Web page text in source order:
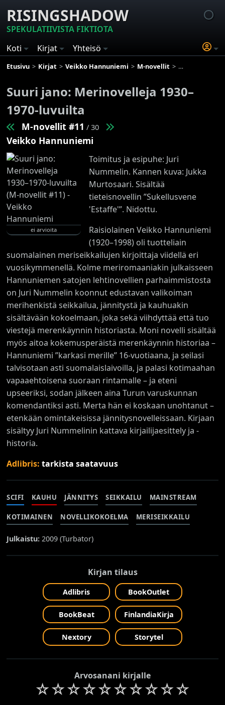
RISINGSHADOW
SPEKULATIIVISTA FIKTIOTA
Koti
Kirjat Yhteisö
Etusivu Kirjat Veikko Hannuniemi M-novellit Suuri jano:
Suuri jano: Merinovelleja 1930–
1970-luvuilta
M-novellit #11 / 30
Veikko Hannuniemi
ei arvioita
Toimitus ja esipuhe: Juri
Nummelin. Kannen kuva: Jukka
Murtosaari. Sisältää
tieteisnovellin ”Sukellusvene
'Estaffe'”. Nidottu.
Raisiolainen Veikko Hannuniemi
(1920–1998) oli tuotteliain
suomalainen meriseikkailujen kirjoittaja viidellä eri
vuosikymmenellä. Kolme meriromaaniakin julkaisseen
Hannuniemen satojen lehtinovellien parhaimmistosta
on Juri Nummelin koonnut edustavan valikoiman
merihenkistä seikkailua, jännitystä ja kauhuakin
sisältävään kokoelmaan, joka sekä viihdyttää että tuo
viestejä merenkäynnin historiasta. Moni novelli sisältää
myös aitoa kokemusperäistä merenkäynnin historiaa –
Hannuniemi ”karkasi merille” 16-vuotiaana, ja seilasi
talvisotaan asti suomalaislaivoilla, ja palasi kotimaahan
vapaaehtoisena suoraan rintamalle– ja eteni
upseeriksi, sodan jälkeen aina Turun varuskunnan
komendantiksi asti. Merta hän ei koskaan unohtanut–
etenkään omintakeisissa jännitysnovelleissaan. Kirjaan
sisältyy Juri Nummelinin kattava kirjailijaesittely ja -
historia.
Adlibris:tarkista saatavuus
SCIFI KAUHU JÄNNITYS SEIKKAILU MAINSTREAM
KOTIMAINEN NOVELLIKOKOELMA MERISEIKKAILU
Julkaistu: 2009 (Turbator)
Kirjan tilaus
Adlibris BookOutlet
BookBeat FinlandiaKirja
Nextory Storytel
Arvosanani kirjalle
☆☆☆☆☆☆☆☆☆☆